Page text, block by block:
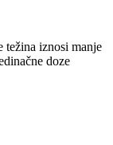
težina iznosi manje
doze